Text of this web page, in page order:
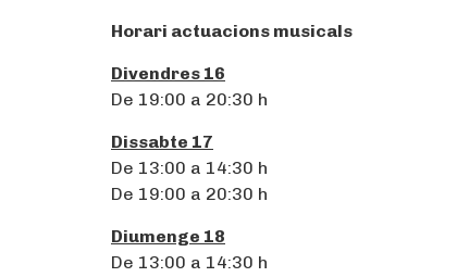
Horari actuacions musicals
Divendres 16
De 19:00 a 20:30 h
Dissabte 17
De 13:00 a 14:30 h
De 19:00 a 20:30 h
Diumenge 18
De 13:00 a 14:30 h